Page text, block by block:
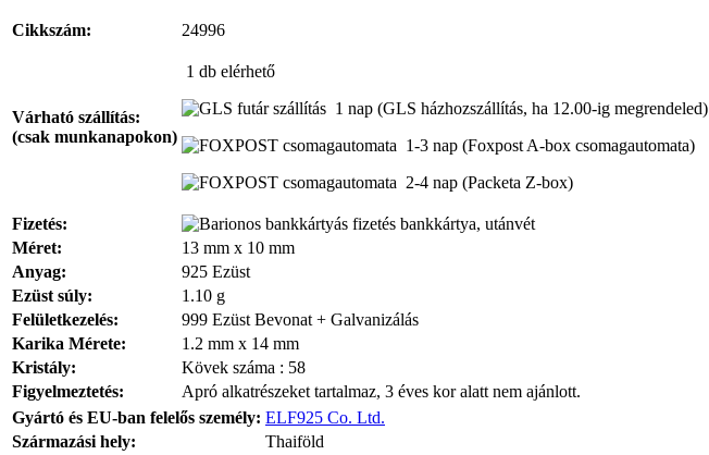
Cikkszám: 24996
Várható szállítás:
(csak munkanapokon)
1 db elérhető
1 nap (GLS házhozszállítás, ha 12.00-ig megrendeled)
1-3 nap (Foxpost A-box csomagautomata)
2-4 nap (Packeta Z-box)
Fizetés:
bankkártya, utánvét
Méret:
13 mm x 10 mm
Anyag:
925 Ezüst
Ezüst súly:
1.10 g
Felületkezelés:
999 Ezüst Bevonat + Galvanizálás
Karika Mérete:
1.2 mm x 14 mm
Kristály:
Kövek száma : 58
Figyelmeztetés:
Apró alkatrészeket tartalmaz, 3 éves kor alatt nem ajánlott.
Gyártó és EU-ban felelős személy: ELF925 Co. Ltd.
Származási hely:
Thaiföld